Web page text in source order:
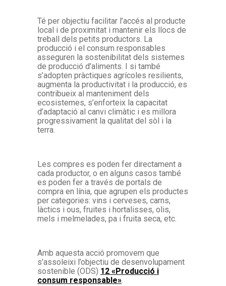
Té per objectiu facilitar l’accés al producte
local i de proximitat i mantenir els llocs de
treball dels petits productors. La
producció i el consum responsables
asseguren la sostenibilitat dels sistemes
de producció d’aliments. I si també
s’adopten pràctiques agrícoles resilients,
augmenta la productivitat i la producció, es
contribueix al manteniment dels
ecosistemes, s’enforteix la capacitat
d’adaptació al canvi climàtic i es millora
progressivament la qualitat del sòl i la
terra.
Les compres es poden fer directament a
cada productor, o en alguns casos també
es poden fer a través de portals de
compra en línia, que agrupen els productes
per categories: vins i cerveses, carns,
làctics i ous, fruites i hortalisses, olis,
mels i melmelades, pa i fruita seca, etc.
Amb aquesta acció promovem que
s’assoleixi l’objectiu de desenvolupament
sostenible (ODS) 12 «Producció i
consum responsable».